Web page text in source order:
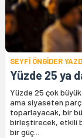
SEYFİ ÖNGİDER
Yüzde 25 ya
Yüzde 25 çok
ama siyaseten
toparlayacak, bir
birleştirecek, etkili
bir güç...